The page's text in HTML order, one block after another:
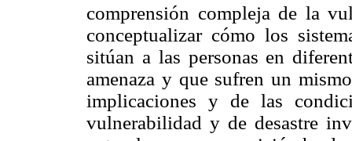
comprensión compleja de la
conceptualizar cómo los
sitúan a las personas en
amenaza y que sufren un
implicaciones y de las
vulnerabilidad y de desastre